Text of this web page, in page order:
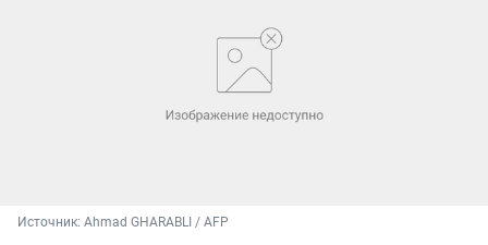
Источник: Ahmad GHARABLI / AFP